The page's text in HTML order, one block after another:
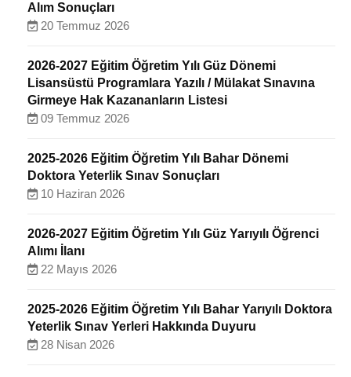
Alım Sonuçları
20 Temmuz 2026
2026-2027 Eğitim Öğretim Yılı Güz Dönemi
Lisansüstü Programlara Yazılı / Mülakat Sınavına
Girmeye Hak Kazananların Listesi
09 Temmuz 2026
2025-2026 Eğitim Öğretim Yılı Bahar Dönemi
Doktora Yeterlik Sınav Sonuçları
10 Haziran 2026
2026-2027 Eğitim Öğretim Yılı Güz Yarıyılı Öğrenci
Alımı İlanı
22 Mayıs 2026
2025-2026 Eğitim Öğretim Yılı Bahar Yarıyılı Doktora
Yeterlik Sınav Yerleri Hakkında Duyuru
28 Nisan 2026